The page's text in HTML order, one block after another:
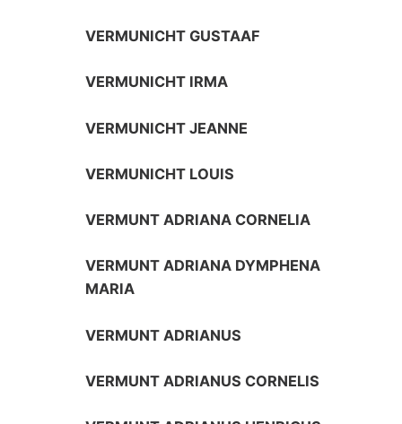
VERMUNICHT GUSTAAF
VERMUNICHT IRMA
VERMUNICHT JEANNE
VERMUNICHT LOUIS
VERMUNT ADRIANA CORNELIA
VERMUNT ADRIANA DYMPHENA
MARIA
VERMUNT ADRIANUS
VERMUNT ADRIANUS CORNELIS